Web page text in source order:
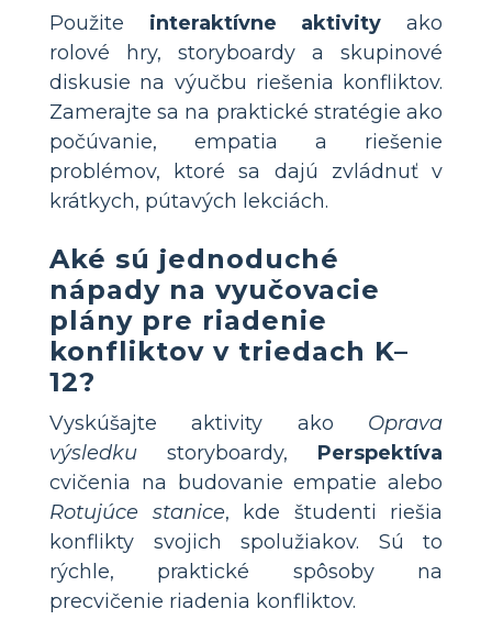
Použite interaktívne aktivity ako
rolové hry, storyboardy a skupinové
diskusie na výučbu riešenia konfliktov.
Zamerajte sa na praktické stratégie ako
počúvanie, empatia a riešenie
problémov, ktoré sa dajú zvládnuť v
krátkych, pútavých lekciách.
Aké sú jednoduché
nápady na vyučovacie
plány pre riadenie
konfliktov v triedach K–
12?
Vyskúšajte aktivity ako Oprava
výsledku storyboardy, Perspektíva
cvičenia na budovanie empatie alebo
Rotujúce stanice, kde študenti riešia
konflikty svojich spolužiakov. Sú to
rýchle, praktické spôsoby na
precvičenie riadenia konfliktov.